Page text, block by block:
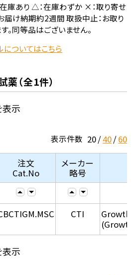
庫あり △：在庫わずか ×：取り寄せ
け納期約2週間 取扱中止：お取り
。同等品はございません。
ついてはこちら
薬（全1件）
表示
表示件数 20 40 60
注文
Cat.No
メーカー
略号
CTI
Growth
(Growth
表示